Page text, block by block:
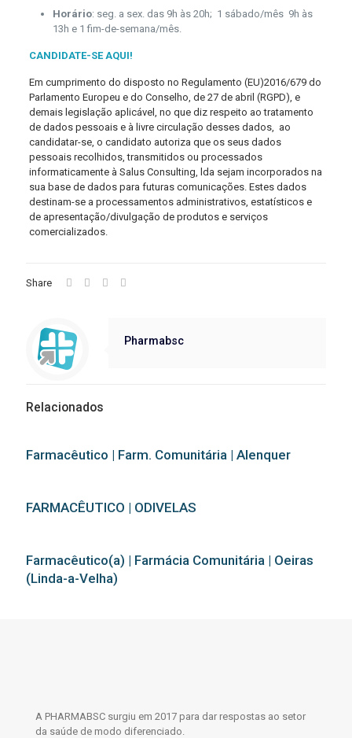
Horário: seg. a sex. das 9h às 20h; 1 sábado/mês 9h às
13h e 1 fim-de-semana/mês.
CANDIDATE-SE AQUI!
Em cumprimento do disposto no Regulamento (EU)2016/679 do
Parlamento Europeu e do Conselho, de 27 de abril (RGPD), e
demais legislação aplicável, no que diz respeito ao tratamento
de dados pessoais e à livre circulação desses dados, ao
candidatar-se, o candidato autoriza que os seus dados
pessoais recolhidos, transmitidos ou processados
informaticamente à Salus Consulting, lda sejam incorporados na
sua base de dados para futuras comunicações. Estes dados
destinam-se a processamentos administrativos, estatísticos e
de apresentação/divulgação de produtos e serviços
comercializados.
Share
Pharmabsc
Relacionados
Farmacêutico | Farm. Comunitária | Alenquer
FARMACÊUTICO | ODIVELAS
Farmacêutico(a) | Farmácia Comunitária | Oeiras
(Linda-a-Velha)
A PHARMABSC surgiu em 2017 para dar respostas ao setor
da saúde de modo diferenciado.